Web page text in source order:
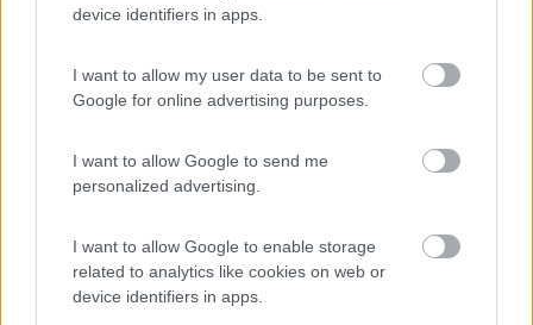
device identifiers in apps.
I want to allow my user data to be sent to
Google for online advertising purposes.
I want to allow Google to send me
personalized advertising.
I want to allow Google to enable storage
related to analytics like cookies on web or
device identifiers in apps.
marcolino
Da visitare l'abbazia, a pochi passi e meravigliosa